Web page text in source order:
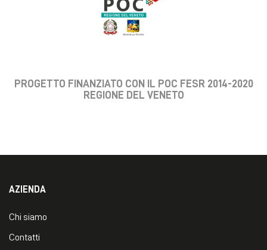
PROGETTO FINANZIATO CON IL POC FESR 2014-2020
REGIONE DEL VENETO
AZIENDA
Chi siamo
Contatti